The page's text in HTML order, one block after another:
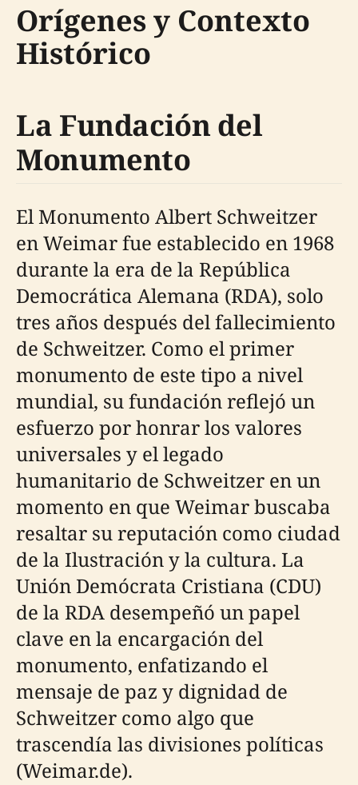
Orígenes y Contexto
Histórico
La Fundación del
Monumento
El Monumento Albert Schweitzer
en Weimar fue establecido en 1968
durante la era de la República
Democrática Alemana (RDA), solo
tres años después del fallecimiento
de Schweitzer. Como el primer
monumento de este tipo a nivel
mundial, su fundación reflejó un
esfuerzo por honrar los valores
universales y el legado
humanitario de Schweitzer en un
momento en que Weimar buscaba
resaltar su reputación como ciudad
de la Ilustración y la cultura. La
Unión Demócrata Cristiana (CDU)
de la RDA desempeñó un papel
clave en la encargación del
monumento, enfatizando el
mensaje de paz y dignidad de
Schweitzer como algo que
trascendía las divisiones políticas
(Weimar.de).